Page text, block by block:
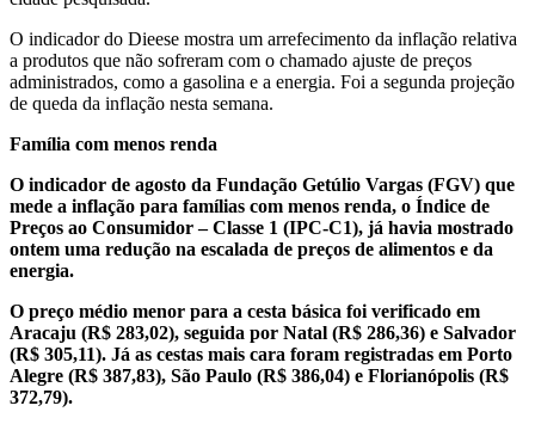
O indicador do Dieese mostra um arrefecimento da inflação relativa
a produtos que não sofreram com o chamado ajuste de preços
administrados, como a gasolina e a energia. Foi a segunda projeção
de queda da inflação nesta semana.
Família com menos renda
O indicador de agosto da Fundação Getúlio Vargas (FGV) que
mede a inflação para famílias com menos renda, o Índice de
Preços ao Consumidor – Classe 1 (IPC-C1), já havia mostrado
ontem uma redução na escalada de preços de alimentos e da
energia.
O preço médio menor para a cesta básica foi verificado em
Aracaju (R$ 283,02), seguida por Natal (R$ 286,36) e Salvador
(R$ 305,11). Já as cestas mais cara foram registradas em Porto
Alegre (R$ 387,83), São Paulo (R$ 386,04) e Florianópolis (R$
372,79).